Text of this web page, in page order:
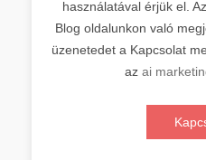
használatával érjük el.
Blog oldalunkon való
üzenetedet a Kapcsolat
az ai